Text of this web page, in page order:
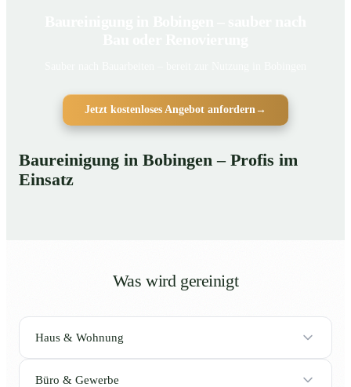
Jetzt kostenloses Angebot anfordern→
Baureinigung in Bobingen – Profis im
Einsatz
Was wird gereinigt
Haus & Wohnung
Büro & Gewerbe